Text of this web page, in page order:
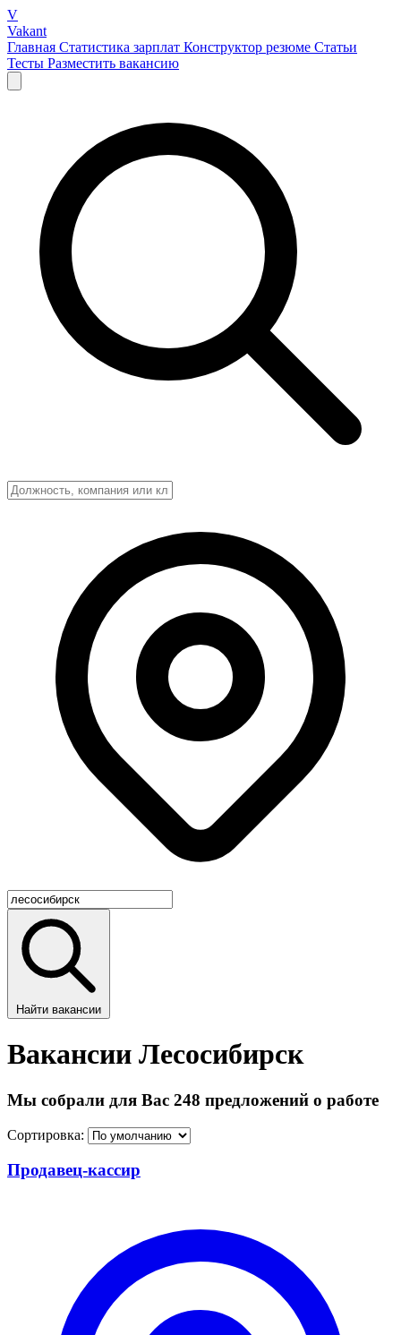
V
Vakant
Главная Статистика зарплат Конструктор резюме Статьи
Тесты Разместить вакансию
Найти вакансии
Вакансии Лесосибирск
Мы собрали для Вас 248 предложений о работе
Сортировка:
Продавец-кассир